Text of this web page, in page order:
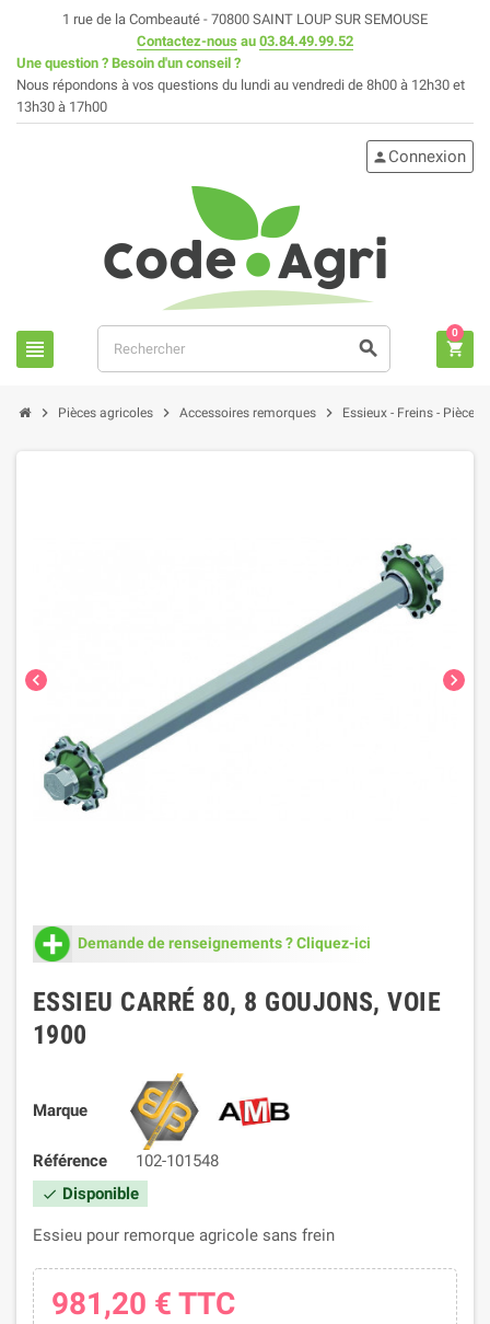
1 rue de la Combeauté - 70800 SAINT LOUP SUR SEMOUSE
Contactez-nous au 03.84.49.99.52
Une question ? Besoin d'un conseil ?
Nous répondons à vos questions du lundi au vendredi de 8h00 à 12h30 et
13h30 à 17h00
view_headline search
person Connexion
shopping_cart
0
chevron_right Pièces agricoles chevron_right Accessoires remorques chevron_right Essieux - Freins - Pièces
chevron_left chevron_right
Demande de renseignements ? Cliquez-ici
ESSIEU CARRÉ 80, 8 GOUJONS, VOIE
1900
Marque
Référence 102-101548
check Disponible
Essieu pour remorque agricole sans frein
981,20 € TTC